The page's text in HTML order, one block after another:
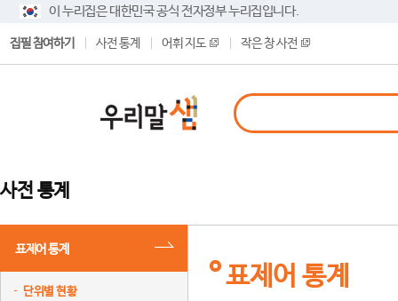
이 누리집은 대한민국 공식 전자정부 누리집입니다.
집필 참여하기 사전 통계 어휘 지도 작은 창 사전
사전 통계
표제어 통계
단위별 현황
표제어 통계